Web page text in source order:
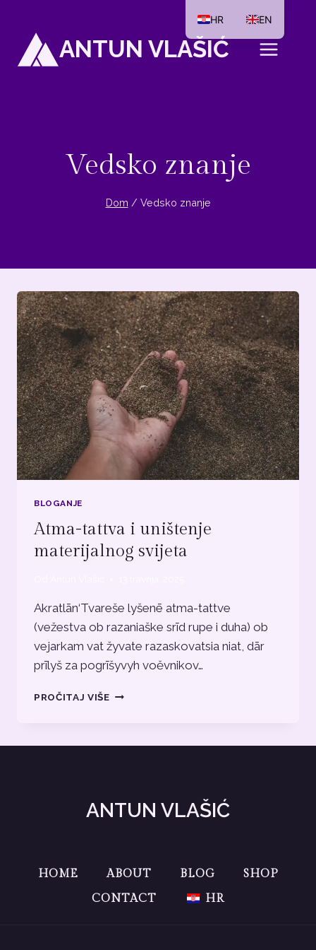
sadržaj
ANTUN VLAŠIĆ
Vedsko znanje
Dom / Vedsko znanje
BLOGANJE
Atma-tattva i uništenje
materijalnog svijeta
Akratlān‘Tvareše lyšenē atma-tattve
(vežestva ob razaniaške srīd rupe i duha) ob
vejarkam vat žyvate razaskovatsia niat, dār
prīlyš za pogrīšyvyh voěvnikov…
PROČITAJ VIŠEATMA-
ANTUN VLAŠIĆ
HOME ABOUT BLOG
SHOP
CONTACT
HR
HR EN